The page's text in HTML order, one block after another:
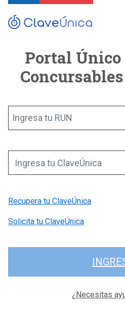
Portal Único
Ingresa tu RUN
Ingresa tu ClaveÚnica
Recupera tu ClaveÚnica
Solicita tu ClaveÚnica
¿Necesitas